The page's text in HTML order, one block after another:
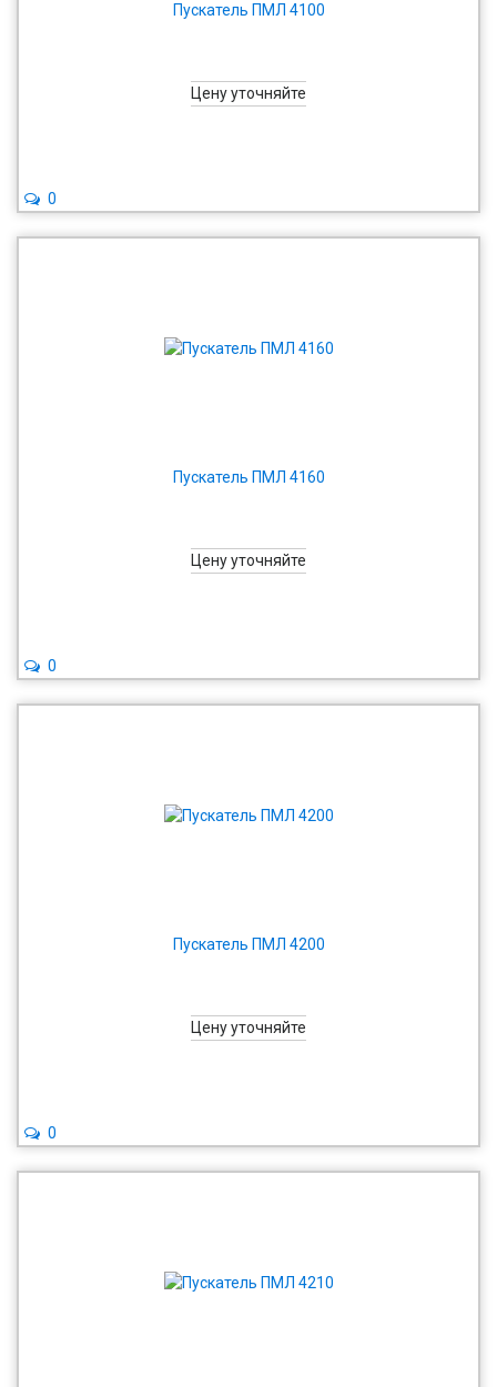
Пускатель ПМЛ 4100
Цену уточняйте
0
Пускатель ПМЛ 4160
Цену уточняйте
0
Пускатель ПМЛ 4200
Цену уточняйте
0